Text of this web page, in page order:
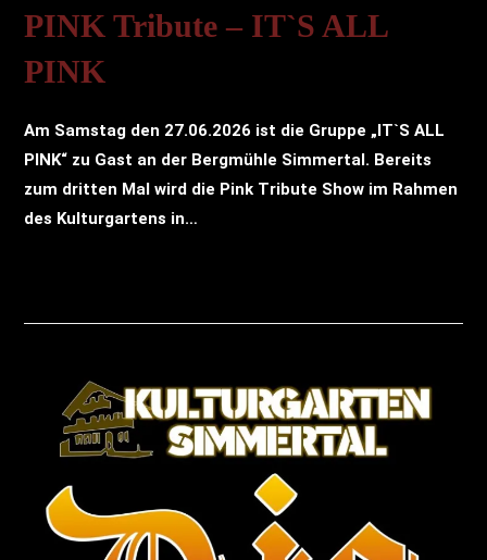
PINK Tribute – IT`S ALL
PINK
Am Samstag den 27.06.2026 ist die Gruppe „IT`S ALL
PINK“ zu Gast an der Bergmühle Simmertal. Bereits
zum dritten Mal wird die Pink Tribute Show im Rahmen
des Kulturgartens in…